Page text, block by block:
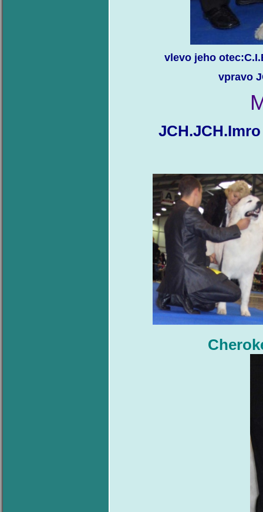
vlevo jeho
vpravo